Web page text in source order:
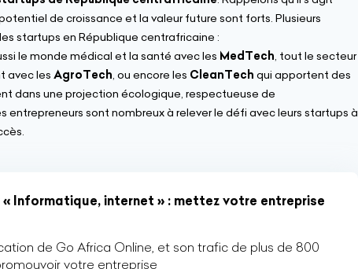
de croissance et la valeur future sont forts. Plusieurs
startups en République centrafricaine :
le monde médical et la santé avec les MedTech, tout le secteur
avec les AgroTech, ou encore les CleanTech qui apportent des
dans une projection écologique, respectueuse de
entrepreneurs sont nombreux à relever le défi avec leurs startups à
Informatique, internet » : mettez votre entreprise
de Go Africa Online, et son trafic de plus de 800
votre entreprise